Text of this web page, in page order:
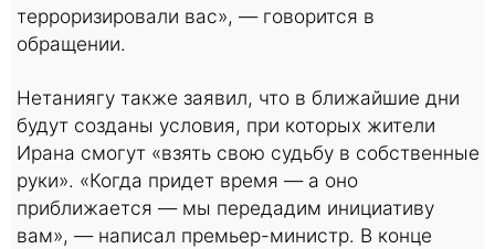
терроризировали вас», — говорится в
обращении.
Нетаниягу также заявил, что в ближайшие дни
будут созданы условия, при которых жители
Ирана смогут «взять свою судьбу в собственные
руки». «Когда придет время — а оно
приближается — мы передадим инициативу
вам», — написал премьер-министр. В конце